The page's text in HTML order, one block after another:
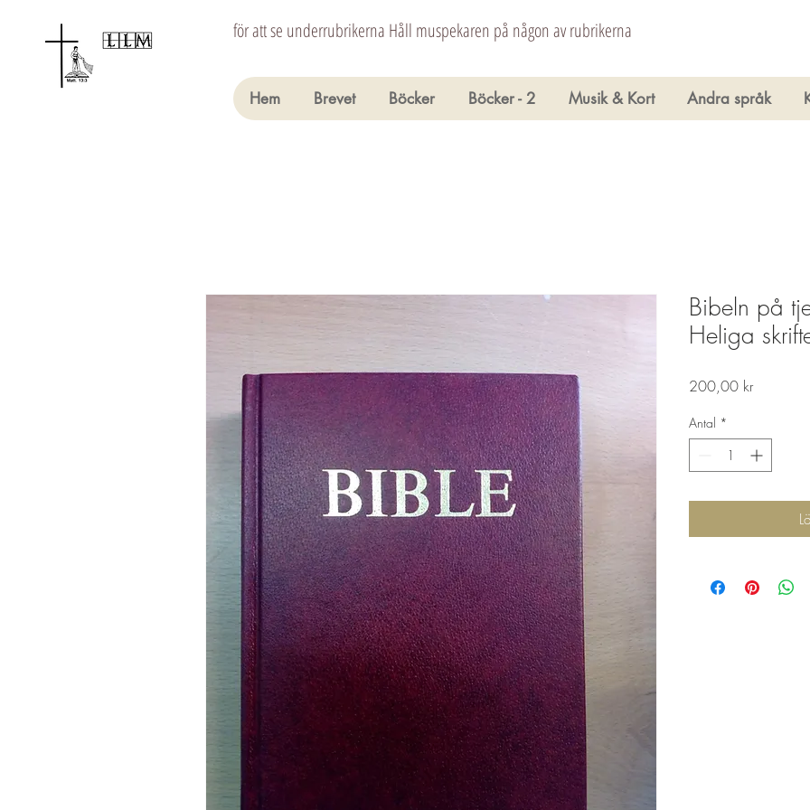
för att se underrubrikerna Håll muspekaren på någon av rubrikerna
Hem Brevet Böcker Böcker - 2 Musik & Kort Andra språk
Bibeln på
Heliga
200,00 krPris
Antal *